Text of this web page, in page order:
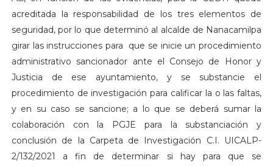
acreditada la responsabilidad de los tres elementos de
seguridad, por lo que determinó al alcalde de Nanacamilpa
girar las instrucciones para que se inicie un procedimiento
administrativo sancionador ante el Consejo de Honor y
Justicia de ese ayuntamiento, y se substancie el
procedimiento de investigación para calificar la o las faltas,
y en su caso se sancione; a lo que se deberá sumar la
colaboración con la PGJE para la substanciación y
conclusión de la Carpeta de Investigación C.I. UICALP-
2/132/2021 a fin de determinar si hay para que se